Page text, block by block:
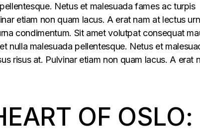
Netus et malesuada fames ac turpis
etiam non quam lacus. A erat nam at lectus
condimentum. Sit amet volutpat consequat
nulla malesuada pellentesque. Netus et
risus at. Pulvinar etiam non quam lacus. A erat
OF OSLO: